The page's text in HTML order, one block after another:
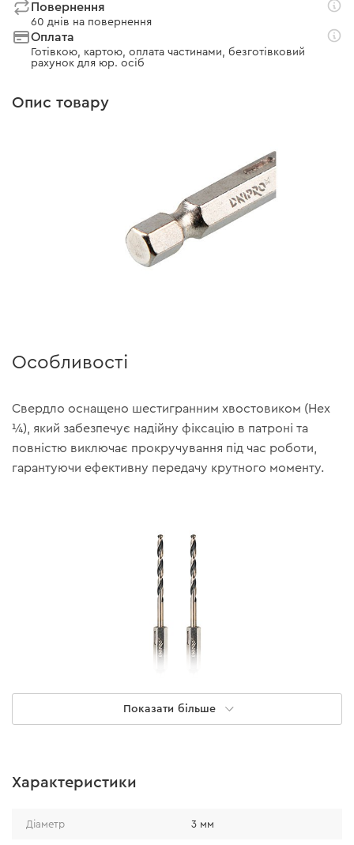
Повернення
60 днів на повернення
Оплата
Готівкою, картою, оплата частинами, безготівковий
рахунок для юр. осіб
Опис товару
Особливості
Свердло оснащено шестигранним хвостовиком (Hex
¼), який забезпечує надійну фіксацію в патроні та
повністю виключає прокручування під час роботи,
гарантуючи ефективну передачу крутного моменту.
• Виготовлене зі швидкоріжучої вольфрам-
міцністю та зносостійкістю.
Показати більше
Характеристики
Діаметр 3 мм